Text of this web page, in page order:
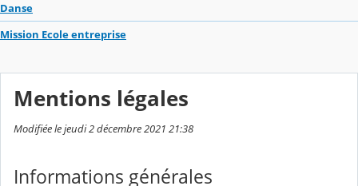
Danse
Mission Ecole entreprise
Mentions légales
Modifiée le jeudi 2 décembre 2021 21:38
Informations générales